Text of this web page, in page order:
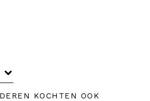
KOCHTEN OOK